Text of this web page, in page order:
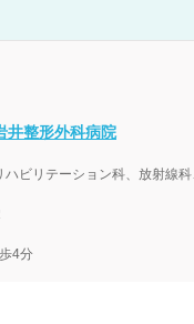
井整形外科病院
ビリテーション科、放射線
4分